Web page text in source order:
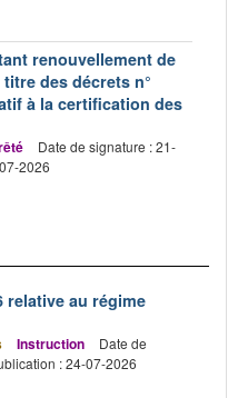
renouvellement de
titre des décrets n°
à la certification des
Date de signature : 21-
2026
relative au régime
Instruction
Date de
: 24-07-2026